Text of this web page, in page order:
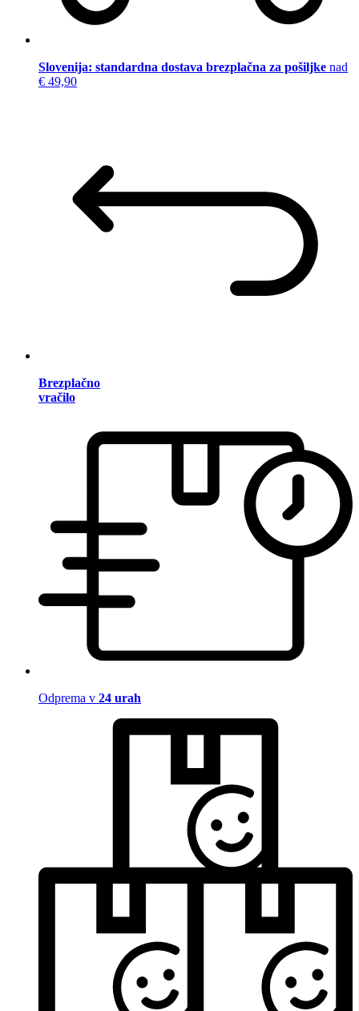
Slovenija: standardna dostava brezplačna za pošiljke nad
€ 49,90
Brezplačno
vračilo
Odprema v 24 urah